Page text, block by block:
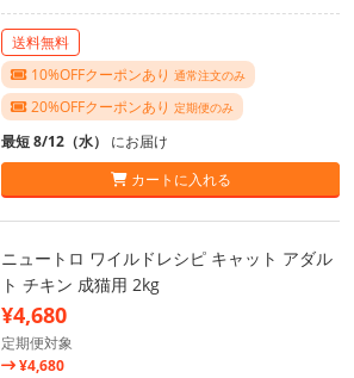
送料無料
10%OFFクーポンあり 通常注文のみ
20%OFFクーポンあり 定期便のみ
最短 8/12（水） にお届け
カートに入れる
ニュートロ ワイルドレシピ キャット アダル
ト チキン 成猫用 2kg
¥4,680
定期便対象
¥4,680